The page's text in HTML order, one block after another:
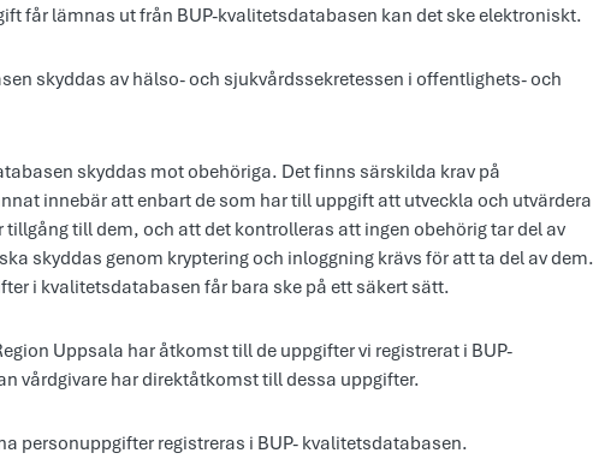
får lämnas ut från BUP-kvalitetsdatabasen kan det ske elektroniskt.
skyddas av hälso- och sjukvårdssekretessen i offentlighets- och
skyddas mot obehöriga. Det finns särskilda krav på
innebär att enbart de som har till uppgift att utveckla och utvärdera
till dem, och att det kontrolleras att ingen obehörig tar del av
skyddas genom kryptering och inloggning krävs för att ta del av dem.
i kvalitetsdatabasen får bara ske på ett säkert sätt.
Uppsala har åtkomst till de uppgifter vi registrerat i BUP-
vårdgivare har direktåtkomst till dessa uppgifter.
personuppgifter registreras i BUP- kvalitetsdatabasen.